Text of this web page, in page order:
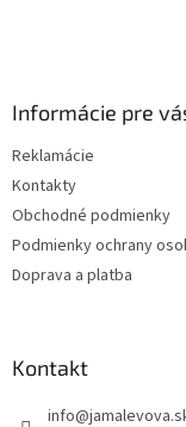
Informácie pre
Reklamácie
Kontakty
Obchodné podmienky
Podmienky ochrany
Doprava a platba
Kontakt
info@